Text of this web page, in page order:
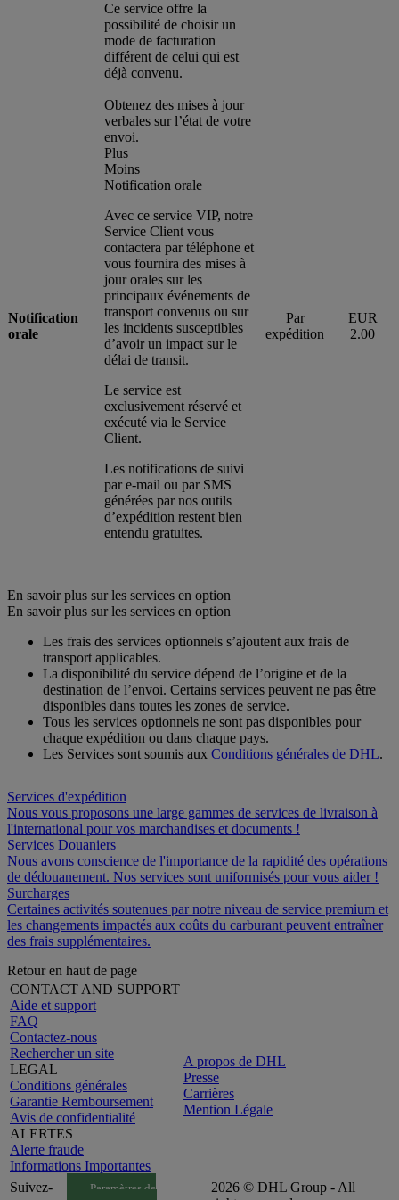
Ce service offre la
possibilité de choisir un
mode de facturation
différent de celui qui est
déjà convenu.
Notification
orale
Obtenez des mises à jour
verbales sur l’état de votre
envoi.
Plus
Moins
Notification orale
Avec ce service VIP, notre
Service Client vous
contactera par téléphone et
vous fournira des mises à
jour orales sur les
principaux événements de
transport convenus ou sur
les incidents susceptibles
d’avoir un impact sur le
délai de transit.
Le service est
exclusivement réservé et
exécuté via le Service
Client.
Les notifications de suivi
par e-mail ou par SMS
générées par nos outils
d’expédition restent bien
entendu gratuites.
Par
expédition
EUR
2.00
En savoir plus sur les services en option
En savoir plus sur les services en option
Les frais des services optionnels s’ajoutent aux frais de
transport applicables.
La disponibilité du service dépend de l’origine et de la
destination de l’envoi. Certains services peuvent ne pas être
disponibles dans toutes les zones de service.
Tous les services optionnels ne sont pas disponibles pour
chaque expédition ou dans chaque pays.
Les Services sont soumis aux Conditions générales de DHL.
Services d'expédition
Nous vous proposons une large gammes de services de livraison à
l'international pour vos marchandises et documents !
Services Douaniers
Nous avons conscience de l'importance de la rapidité des opérations
de dédouanement. Nos services sont uniformisés pour vous aider !
Surcharges
Certaines activités soutenues par notre niveau de service premium et
les changements impactés aux coûts du carburant peuvent entraîner
des frais supplémentaires.
Retour en haut de page
CONTACT AND SUPPORT
Aide et support
FAQ
Contactez-nous
Rechercher un site
LEGAL
Conditions générales
Garantie Remboursement
Avis de confidentialité
ALERTES
Alerte fraude
Informations Importantes
A propos de DHL
Presse
Carrières
Mention Légale
Suivez-
Paramètres de
2026 © DHL Group - All